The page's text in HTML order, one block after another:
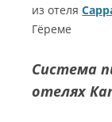
из отеля
Гёреме
Система
отелях